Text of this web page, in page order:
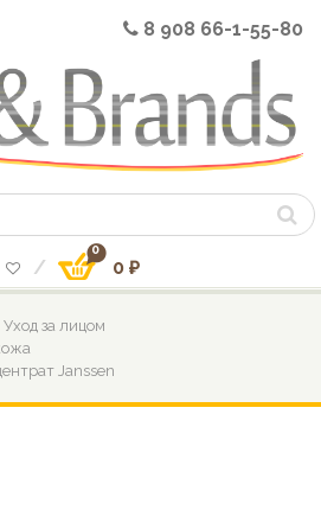
8 908 66-1-55-80
0
0 ₽
Уход за лицом
Janssen